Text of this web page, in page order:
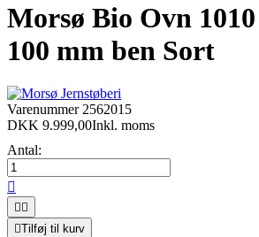
Morsø Bio Ovn
100 mm ben Sort
Varenummer 2562015
DKK 9.999,00Inkl. moms
Antal:

 
Tilføj til kurv